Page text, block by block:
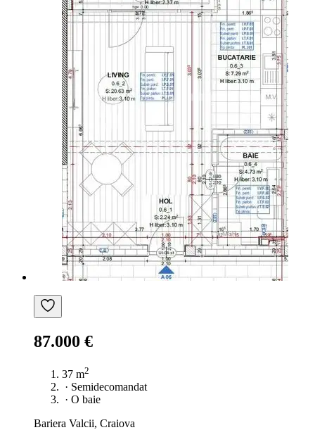
87.000 €
37 m2
· Semidecomandat
· O baie
Bariera Valcii, Craiova